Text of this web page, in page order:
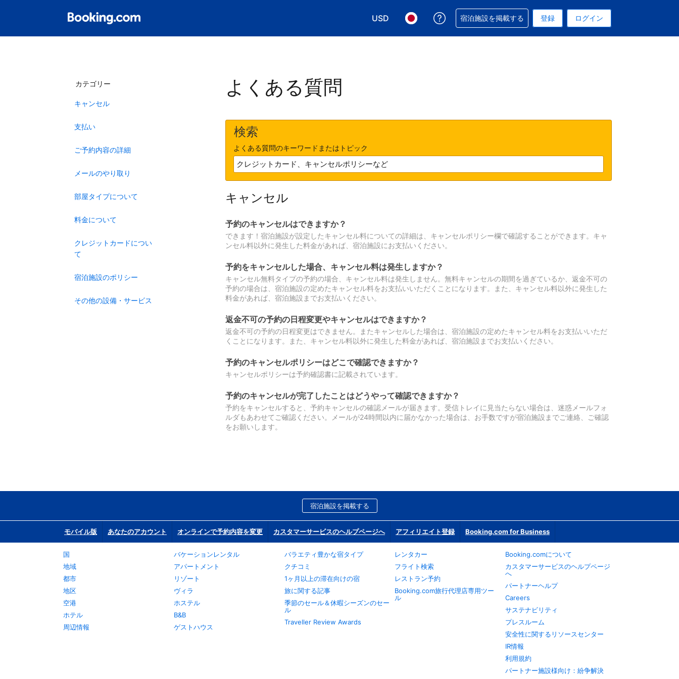
USD
表示通貨を選択. 現在選択中の表示通貨はUSドルです
言語を選択. 現在選択中の言語は日本語です
予約に関するサポートを受けられます
宿泊施設を掲載する 登録 ログイン
カテゴリー
キャンセル
支払い
ご予約内容の詳細
メールのやり取り
部屋タイプについて
料金について
クレジットカードについ
て
宿泊施設のポリシー
その他の設備・サービス
よくある質問
検索
よくある質問のキーワードまたはトピック
キャンセル
予約のキャンセルはできますか？
できます！宿泊施設が設定したキャンセル料についての詳細は、キャンセルポリシー欄で確認することができます。キャ
ンセル料以外に発生した料金があれば、宿泊施設にお支払いください。
予約をキャンセルした場合、キャンセル料は発生しますか？
キャンセル無料タイプの予約の場合、キャンセル料は発生しません。無料キャンセルの期間を過ぎているか、返金不可の
予約の場合は、宿泊施設の定めたキャンセル料をお支払いいただくことになります。また、キャンセル料以外に発生した
料金があれば、宿泊施設までお支払いください。
返金不可の予約の日程変更やキャンセルはできますか？
返金不可の予約の日程変更はできません。またキャンセルした場合は、宿泊施設の定めたキャンセル料をお支払いいただ
くことになります。また、キャンセル料以外に発生した料金があれば、宿泊施設までお支払いください。
予約のキャンセルポリシーはどこで確認できますか？
キャンセルポリシーは予約確認書に記載されています。
予約のキャンセルが完了したことはどうやって確認できますか？
予約をキャンセルすると、予約キャンセルの確認メールが届きます。受信トレイに見当たらない場合は、迷惑メールフォ
ルダもあわせてご確認ください。メールが24時間以内に届かなかった場合は、お手数ですが宿泊施設までご連絡、ご確認
をお願いします。
宿泊施設を掲載する
モバイル版 あなたのアカウント オンラインで予約内容を変更 カスタマーサービスのヘルプページへ アフィリエイト登録 Booking.com for Business
国
地域
都市
地区
空港
ホテル
周辺情報
バケーションレンタル
アパートメント
リゾート
ヴィラ
ホステル
B&B
ゲストハウス
バラエティ豊かな宿タイプ
クチコミ
1ヶ月以上の滞在向けの宿
旅に関する記事
季節のセール＆休暇シーズンのセー
ル
Traveller Review Awards
レンタカー
フライト検索
レストラン予約
Booking.com旅行代理店専用ツー
ル
Booking.comについて
カスタマーサービスのヘルプページ
へ
パートナーヘルプ
Careers
サステナビリティ
プレスルーム
安全性に関するリソースセンター
IR情報
利用規約
パートナー施設様向け：紛争解決